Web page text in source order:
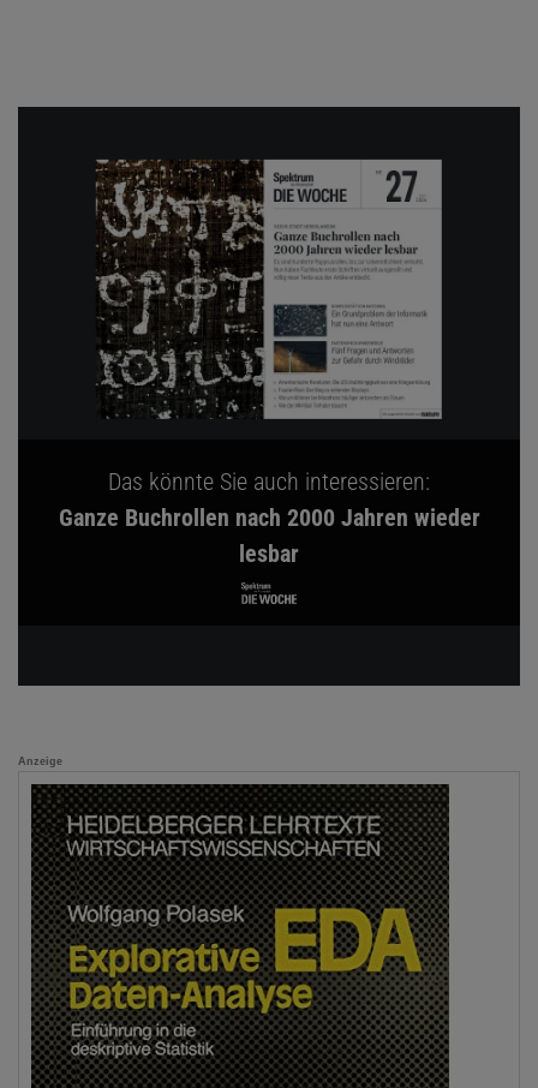
Das könnte Sie auch interessieren:
Ganze Buchrollen nach 2000 Jahren wieder
lesbar
Anzeige